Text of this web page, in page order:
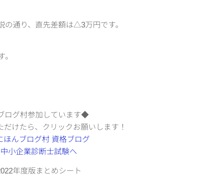
の通り、直先差額は△3万円です。
。
ログ村参加しています◆
だけたら、クリックお願いします！
年度版まとめシート